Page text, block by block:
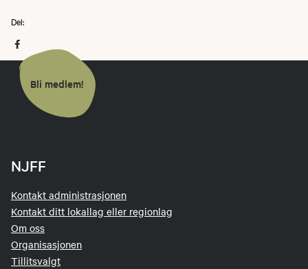
Del:
Bli medlem!
NJFF
Kontakt administrasjonen
Kontakt ditt lokallag eller regionlag
Om oss
Organisasjonen
Tillitsvalgt